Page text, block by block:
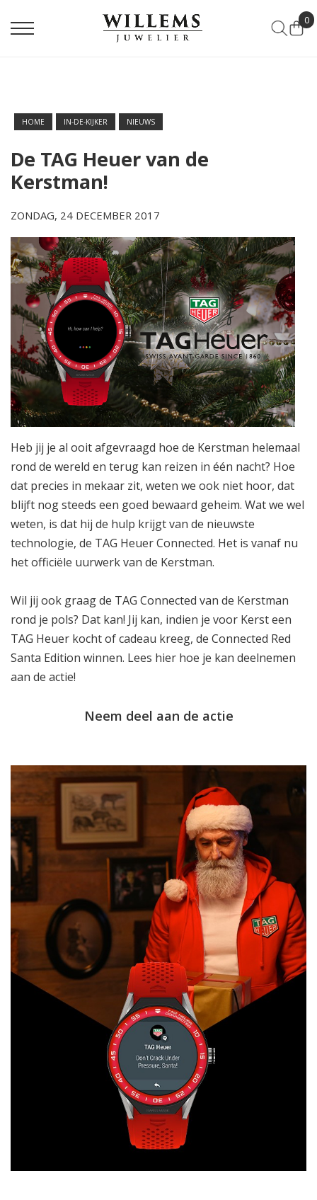
0
HOME IN-DE-KIJKER NIEUWS
De TAG Heuer van de
Kerstman!
ZONDAG, 24 DECEMBER 2017
Heb jij je al ooit afgevraagd hoe de Kerstman helemaal
rond de wereld en terug kan reizen in één nacht? Hoe
dat precies in mekaar zit, weten we ook niet hoor, dat
blijft nog steeds een goed bewaard geheim. Wat we wel
weten, is dat hij de hulp krijgt van de nieuwste
technologie, de TAG Heuer Connected. Het is vanaf nu
het officiële uurwerk van de Kerstman.
Wil jij ook graag de TAG Connected van de Kerstman
rond je pols? Dat kan! Jij kan, indien je voor Kerst een
TAG Heuer kocht of cadeau kreeg, de Connected Red
Santa Edition winnen. Lees hier hoe je kan deelnemen
aan de actie!
Neem deel aan de actie